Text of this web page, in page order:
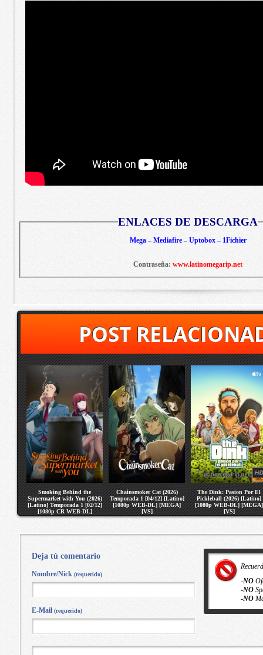
ENLACES DE DESCARGA
Mega – Mediafire – Uptobox – 1Fichier
Contraseña: www.latinomegarip.net
POST
Smoking Behind the
Supermarket with You (2026)
[Latino] Temporada 1 [02/12]
[1080p CR WEB-DL]
[MEGA] [VS]
Chainsmoker Cat (2026)
Temporada 1 [04/12] [Latino]
[1080p WEB-DL] [MEGA]
[VS]
The Dink: Pasion Por El
Pickleball (2026) [Latino]
[1080p WEB-DL] [MEGA]
[VS]
-NO
-NO
-NO
Deja tú comentario
Nombre/Nick (requerido)
E-Mail (requerido)